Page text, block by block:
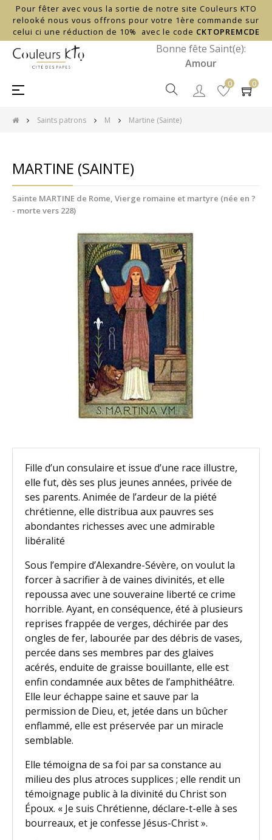
Pour fêter avec vous la sortie de notre site Couleurs KTO
relooké nous vous offrons pour votre 1ère commande sur
celui ci une réduction de 10% avec le code CKTOPREMCDE
Bonne fête Saint(e):
Amour
0 0
Basculer
navigation
☰
Saints patrons M Martine (Sainte)
MARTINE (SAINTE)
Sainte MARTINE de Rome, Vierge romaine et martyre (née en ?
- morte vers 228)
Fille d’un consulaire et issue d’une race illustre,
elle fut, dès ses plus jeunes années, privée de
ses parents. Animée de l’ardeur de la piété
chrétienne, elle distribua aux pauvres ses
abondantes richesses avec une admirable
libéralité
Sous l’empire d’Alexandre-Sévère, on voulut la
forcer à sacrifier à de vaines divinités, et elle
repoussa avec une souveraine liberté ce crime
horrible. Ayant, en conséquence, été à plusieurs
reprises frappée de verges, déchirée par des
ongles de fer, labourée par des débris de vases,
percée dans ses membres par des glaives
acérés, enduite de graisse bouillante, elle est
enfin condamnée aux bêtes de l’amphithéâtre.
Elle leur échappe saine et sauve par la
permission de Dieu, et, jetée dans un bûcher
enflammé, elle est préservée par un miracle
semblable.
Elle témoigna de sa foi par sa constance au
milieu des plus atroces supplices ; elle rendit un
témoignage public à la divinité du Christ son
Époux. « Je suis Chrétienne, déclare-t-elle à ses
bourreaux, et je confesse Jésus-Christ ».